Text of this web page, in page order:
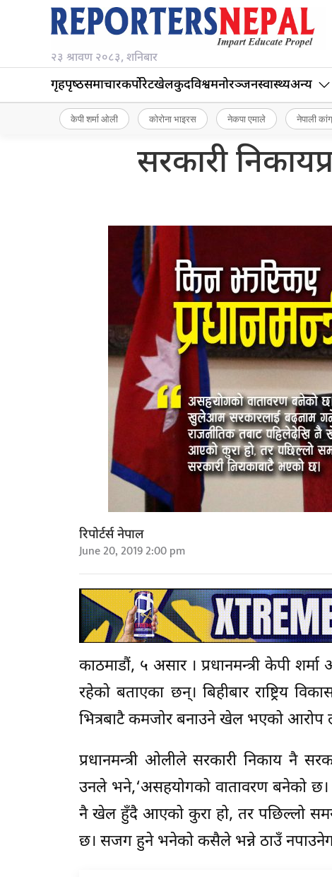
२३ श्रावण २०८३, शनिबार
गृहपृष्‍ठसमाचारकर्पोरेटखेलकुदविश्वमनोरञ्जनस्वास्थ्यअन्य
केपी शर्मा ओली कोरोना भाइरस नेकपा एमाले नेपाली
सरकारी
रिपोर्टर्स नेपाल
June 20, 2019 2:00 pm
काठमाडौं, ५ असार । प्रधानमन्त्री केपी
रहेको बताएका छन्। बिहीबार राष्ट्रिय
भित्रबाटै कमजोर बनाउने खेल भएको आरोप
प्रधानमन्त्री ओलीले सरकारी निकाय नै
उनले भने,‘असहयोगको वातावरण बनेको
नै खेल हुँदै आएको कुरा हो, तर पछिल्लो
छ। सजग हुने भनेको कसैले भन्ने ठाउँ नपाउनेगरी